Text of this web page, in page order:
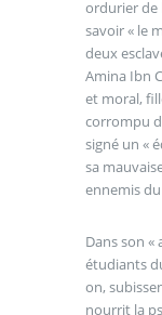
ordurier de
savoir « le
deux
Amina Ibn
et moral,
corrompu
signé un «
sa
ennemis
Dans son «
étudiants
on,
nourrit la